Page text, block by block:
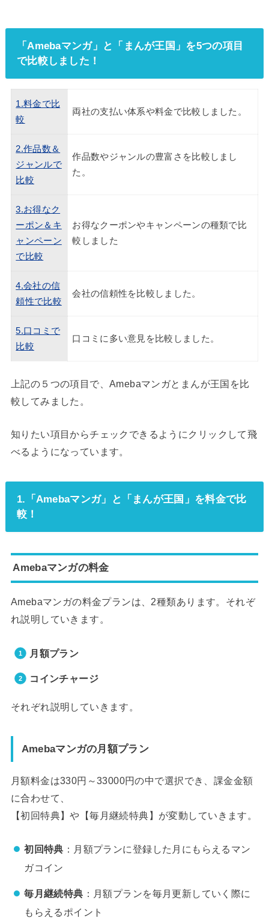
「Amebaマンガ」と「まんが王国」を5つの項目
で比較しました！
1.料金で比
較
両社の支払い体系や料金で比較しました。
2.作品数＆
ジャンルで
比較
作品数やジャンルの豊富さを比較しまし
た。
3.お得なク
ーポン＆キ
ャンペーン
で比較
お得なクーポンやキャンペーンの種類で比
較しました
4.会社の信
頼性で比較
会社の信頼性を比較しました。
5.口コミで
比較
口コミに多い意見を比較しました。
上記の５つの項目で、Amebaマンガとまんが王国を比
較してみました。
知りたい項目からチェックできるようにクリックして飛
べるようになっています。
1.「Amebaマンガ」と「まんが王国」を料金で比
較！
Amebaマンガの料金
Amebaマンガの料金プランは、2種類あります。それぞ
れ説明していきます。
月額プラン
コインチャージ
それぞれ説明していきます。
Amebaマンガの月額プラン
月額料金は330円～33000円の中で選択でき、課金金額
に合わせて、
【初回特典】や【毎月継続特典】が変動していきます。
初回特典 ：月額プランに登録した月にもらえるマン
ガコイン
毎月継続特典 ：月額プランを毎月更新していく際に
もらえるポイント